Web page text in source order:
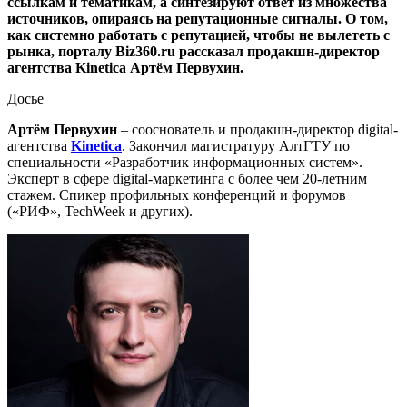
источников, опираясь на репутационные сигналы. О том,
как системно работать с репутацией, чтобы не вылететь с
рынка, порталу Biz360.ru рассказал продакшн-директор
агентства Kinetica Артём Первухин.
Досье
Артём Первухин – сооснователь и продакшн-директор digital-
агентства Kinetica. Закончил магистратуру АлтГТУ по
специальности «Разработчик информационных систем».
Эксперт в сфере digital-маркетинга с более чем 20-летним
стажем. Спикер профильных конференций и форумов
(«РИФ», TechWeek и других).